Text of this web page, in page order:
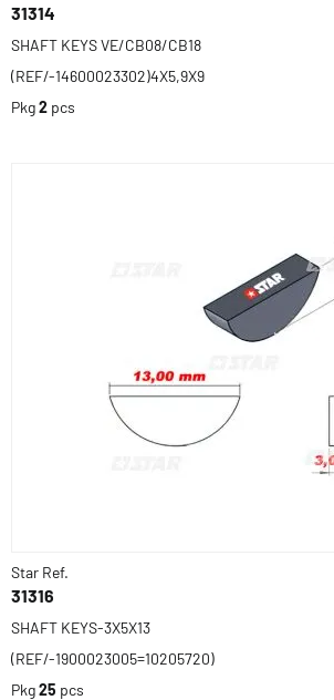
31314
SHAFT KEYS VE/CB08/CB18
(REF/-14600023302)4X5,9X9
Pkg2 pcs
Star Ref.
31316
SHAFT KEYS-3X5X13
(REF/-1900023005=10205720)
Pkg25 pcs